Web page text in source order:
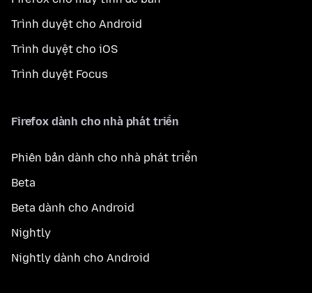
Trình duyệt cho Android
Trình duyệt cho iOS
Trình duyệt Focus
Firefox dành cho nhà phát triển
Phiên bản dành cho nhà phát triển
Beta
Beta dành cho Android
Nightly
Nightly dành cho Android